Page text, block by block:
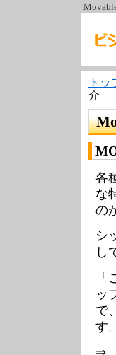
トッ
介
各
な
の
シ
し
ッ
で
す。